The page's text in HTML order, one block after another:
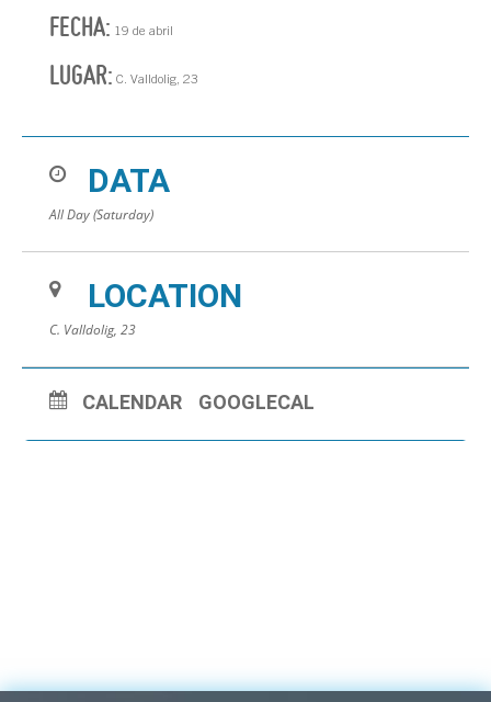
FECHA: 19 de abril
LUGAR: C. Valldolig, 23
DATA
All Day (Saturday)
LOCATION
C. Valldolig, 23
CALENDAR GOOGLECAL